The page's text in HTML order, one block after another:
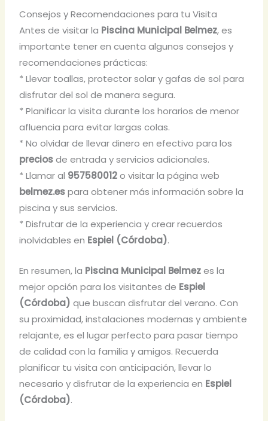
Consejos y Recomendaciones para tu Visita
Antes de visitar la Piscina Municipal Belmez, es
importante tener en cuenta algunos consejos y
recomendaciones prácticas:
* Llevar toallas, protector solar y gafas de sol para
disfrutar del sol de manera segura.
* Planificar la visita durante los horarios de menor
afluencia para evitar largas colas.
* No olvidar de llevar dinero en efectivo para los
preciosde entrada y servicios adicionales.
* Llamar al 957580012o visitar la página web
belmez.espara obtener más información sobre la
piscina y sus servicios.
* Disfrutar de la experiencia y crear recuerdos
inolvidables en Espiel (Córdoba).
En resumen, la Piscina Municipal Belmezes la
mejor opción para los visitantes de Espiel
(Córdoba) que buscan disfrutar del verano. Con
su proximidad, instalaciones modernas y ambiente
relajante, es el lugar perfecto para pasar tiempo
de calidad con la familia y amigos. Recuerda
planificar tu visita con anticipación, llevar lo
necesario y disfrutar de la experiencia en Espiel
(Córdoba).